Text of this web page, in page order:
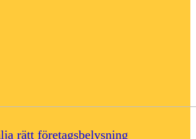
rätt företagsbelysning